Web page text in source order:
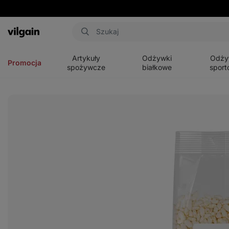
Aktin
Promocja
Artykuły
spożywcze
Odżywki
białkowe